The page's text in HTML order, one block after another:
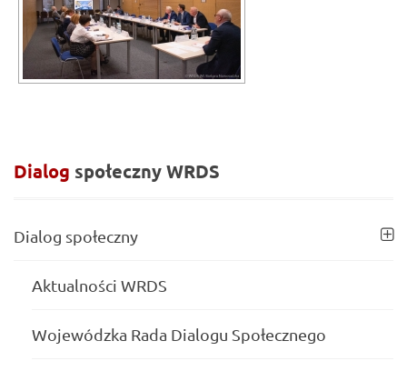
Dialog społecznyWRDS
Dialog społeczny
Aktualności WRDS
Wojewódzka Rada Dialogu Społecznego